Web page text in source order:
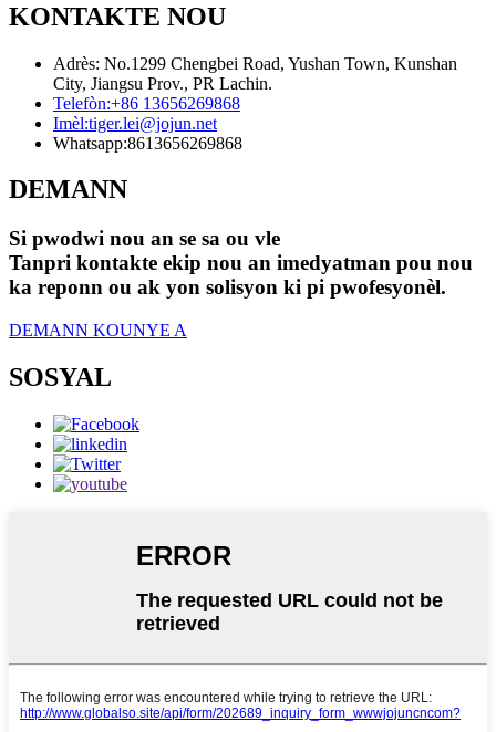
KONTAKTE NOU
Adrès: No.1299 Chengbei Road, Yushan Town, Kunshan
City, Jiangsu Prov., PR Lachin.
Telefòn:+86 13656269868
Imèl:tiger.lei@jojun.net
Whatsapp:8613656269868
DEMANN
Si pwodwi nou an se sa ou vle
Tanpri kontakte ekip nou an imedyatman pou nou
ka reponn ou ak yon solisyon ki pi pwofesyonèl.
DEMANN KOUNYE A
SOSYAL